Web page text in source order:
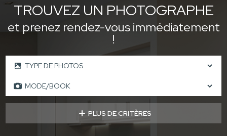
TROUVEZ UN PHOTOGRAPHE
et prenez rendez-vous immédiatement
!
PLUS DE CRITÈRES